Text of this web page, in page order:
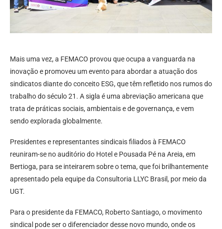
Mais uma vez, a FEMACO provou que ocupa a vanguarda na
inovação e promoveu um evento para abordar a atuação dos
sindicatos diante do conceito ESG, que têm refletido nos rumos do
trabalho do século 21. A sigla é uma abreviação americana que
trata de práticas sociais, ambientais e de governança, e vem
sendo explorada globalmente.
Presidentes e representantes sindicais filiados à FEMACO
reuniram-se no auditório do Hotel e Pousada Pé na Areia, em
Bertioga, para se inteirarem sobre o tema, que foi brilhantemente
apresentado pela equipe da Consultoria LLYC Brasil, por meio da
UGT.
Para o presidente da FEMACO, Roberto Santiago, o movimento
sindical pode ser o diferenciador desse novo mundo, onde os